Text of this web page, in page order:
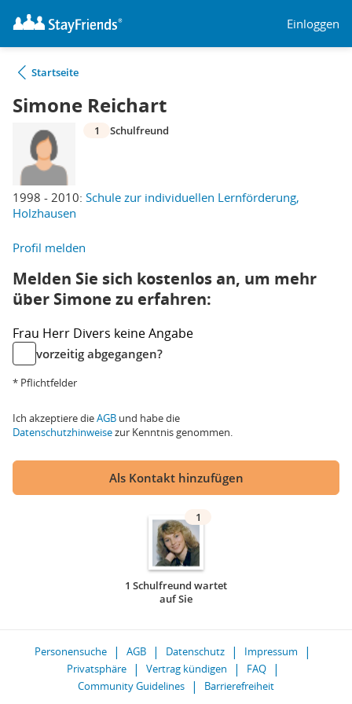
Einloggen
Startseite
Simone Reichart
1998 - 2010: Schule zur individuellen Lernförderung,
Holzhausen
1 Schulfreund
Profil melden
Melden Sie sich kostenlos an, um mehr
über Simone zu erfahren:
Frau Herr Divers keine Angabe
vorzeitig abgegangen?
* Pflichtfelder
Ich akzeptiere dieAGB und habe die
Datenschutzhinweisezur Kenntnis genommen.
Als Kontakt hinzufügen
1
1 Schulfreund wartet
auf Sie
Personensuche AGB Datenschutz
Impressum
Privatsphäre
Vertrag kündigen
FAQ
Community Guidelines
Barrierefreiheit